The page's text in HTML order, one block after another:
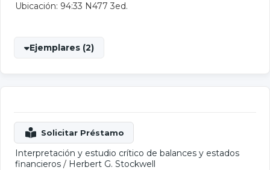
Ubicación: 94:33 N477 3ed.
Ejemplares (2)
Interpretación y estudio crítico de balances y estados
financieros / Herbert G. Stockwell